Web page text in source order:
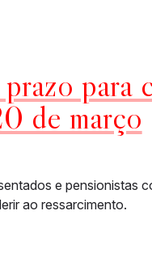
para
de março
e pensionistas
ao ressarcimento.